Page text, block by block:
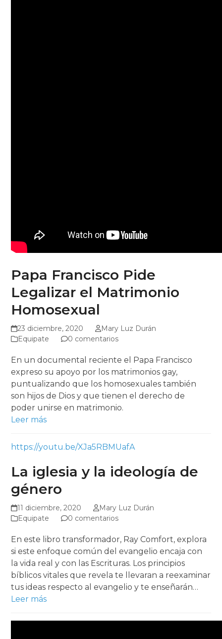
Papa Francisco Pide
Legalizar el Matrimonio
Homosexual
23 diciembre, 2020
Mary Luz Durán
Equipate
0 comentarios
En un documental reciente el Papa Francisco
expreso su apoyo por los matrimonios gay,
puntualizando que los homosexuales también
son hijos de Dios y que tienen el derecho de
poder unirse en matrimonio.
Leer más
https://youtu.be/XJa5RBMUafA
La iglesia y la ideología de
género
11 diciembre, 2020
Mary Luz Durán
Equipate
0 comentarios
En este libro transformador, Ray Comfort, explora
si este enfoque común del evangelio encaja con
la vida real y con las Escrituras. Los principios
bíblicos vitales que revela te llevaran a reexaminar
tus ideas respecto al evangelio y te enseñarán…
Leer más